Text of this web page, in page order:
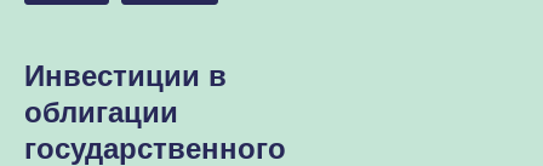
Инвестиции в
облигации
государственного